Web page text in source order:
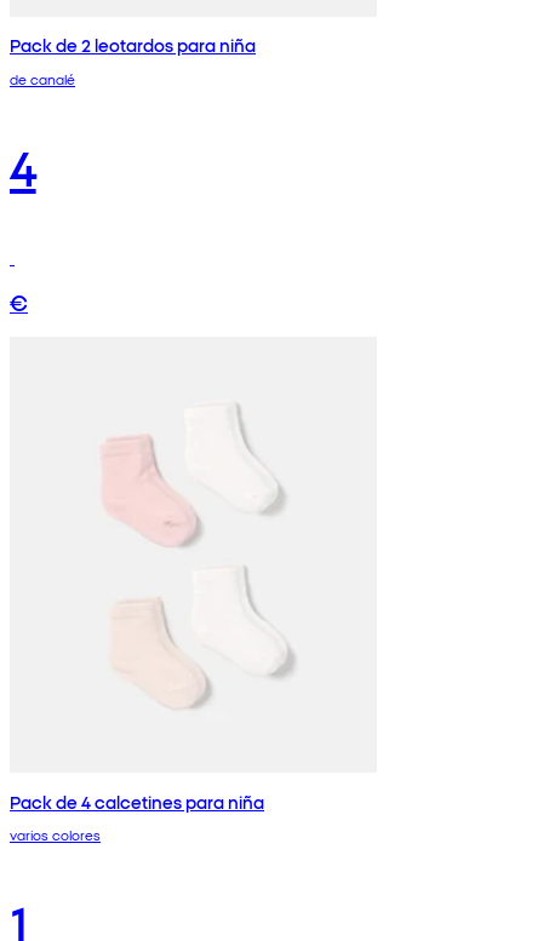
Pack de 2 leotardos para niña
de canalé
4
€
Pack de 4 calcetines para niña
varios colores
1